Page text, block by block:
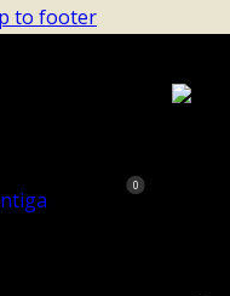
to footer
0